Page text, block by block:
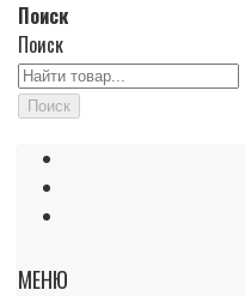
Поиск
Поиск
Поиск
МЕНЮ